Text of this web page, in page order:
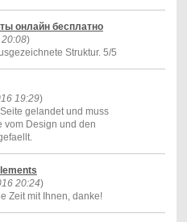
онлайн бесплатно
)
Struktur. 5/5
19:29)
gelandet und muss
vom Design und den
20:24)
Zeit mit Ihnen, danke!